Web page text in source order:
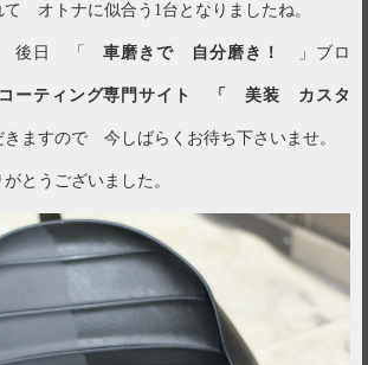
て オトナに似合う1台となりましたね。
は 後日 「車磨きで 自分磨き！
」ブロ
コーティング専門サイト 「 美装 カスタ
きますので 今しばらくお待ち下さいませ。
とうございました。